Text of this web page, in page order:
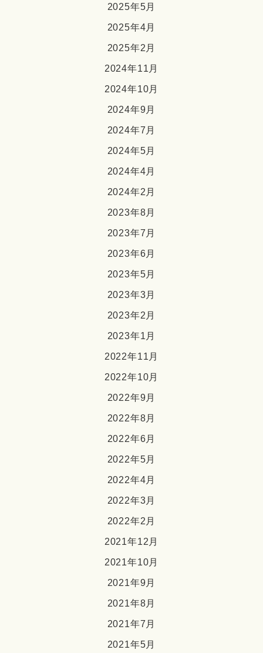
2025年5月
2025年4月
2025年2月
2024年11月
2024年10月
2024年9月
2024年7月
2024年5月
2024年4月
2024年2月
2023年8月
2023年7月
2023年6月
2023年5月
2023年3月
2023年2月
2023年1月
2022年11月
2022年10月
2022年9月
2022年8月
2022年6月
2022年5月
2022年4月
2022年3月
2022年2月
2021年12月
2021年10月
2021年9月
2021年8月
2021年7月
2021年5月